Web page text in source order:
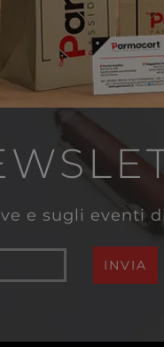
e sugli eventi
INVIA